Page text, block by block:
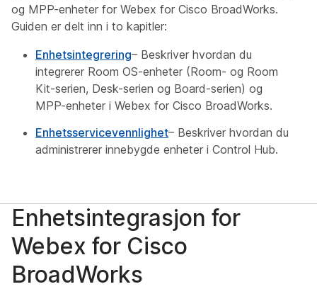
og MPP-enheter for Webex for Cisco BroadWorks.
Guiden er delt inn i to kapitler:
Enhetsintegrering– Beskriver hvordan du
integrerer Room OS-enheter (Room- og Room
Kit-serien, Desk-serien og Board-serien) og
MPP-enheter i Webex for Cisco BroadWorks.
Enhetsservicevennlighet– Beskriver hvordan du
administrerer innebygde enheter i Control Hub.
Enhetsintegrasjon for
Webex for Cisco
BroadWorks